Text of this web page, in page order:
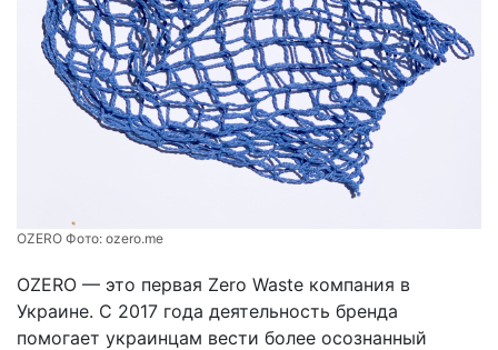
OZERO Фото: ozero.me
OZERO — это первая Zero Waste компания в
Украине. С 2017 года деятельность бренда
помогает украинцам вести более осознанный